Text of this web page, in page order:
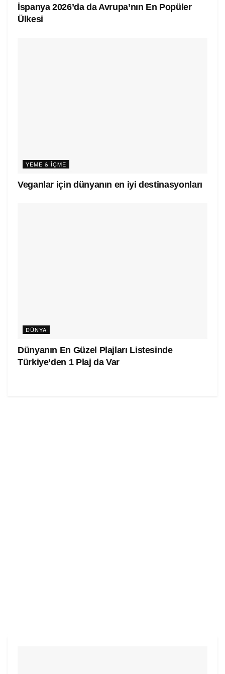
İspanya 2026’da da Avrupa’nın En Popüler
Ülkesi
YEME & İÇME
Veganlar için dünyanın en iyi destinasyonları
DÜNYA
Dünyanın En Güzel Plajları Listesinde
Türkiye’den 1 Plaj da Var